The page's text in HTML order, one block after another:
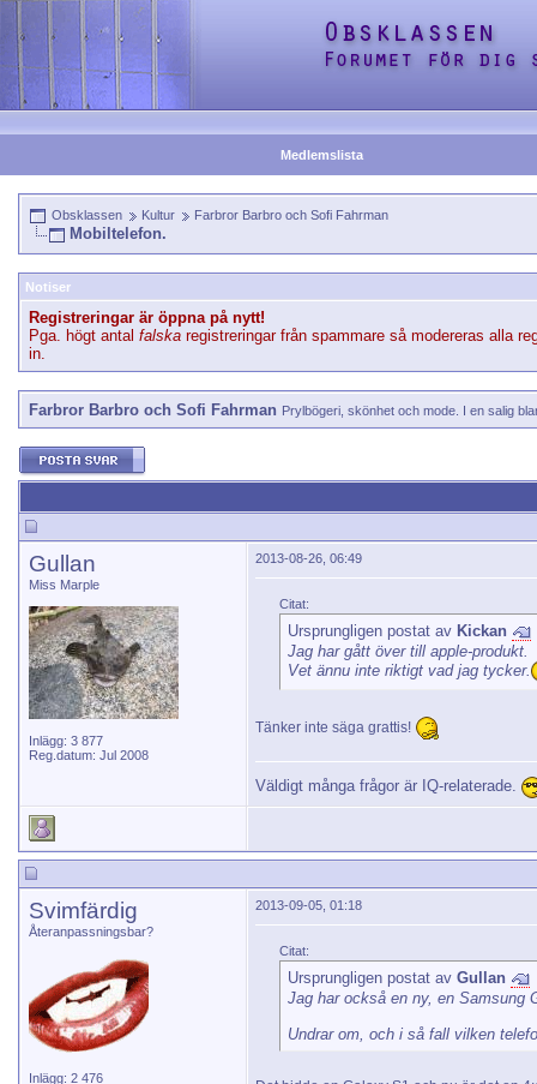
Medlemslista
Obsklassen Kultur Farbror Barbro och Sofi Fahrman
Mobiltelefon.
Notiser
Registreringar är öppna på nytt!
Pga. högt antal falska registreringar från spammare så modereras alla
in.
Farbror Barbro och Sofi Fahrman Prylbögeri, skönhet och mode. I en salig
Gullan
Miss Marple
Inlägg: 3 877
Reg.datum: Jul 2008
2013-08-26, 06:49
Citat:
Ursprungligen postat av Kickan
Jag har gått över till apple-produkt.
Vet ännu inte riktigt vad jag tycker.
Tänker inte säga grattis!
Väldigt många frågor är IQ-relaterade.
Svimfärdig
Återanpassningsbar?
Inlägg: 2 476
2013-09-05, 01:18
Citat:
Ursprungligen postat av Gullan
Jag har också en ny, en Samsung
Undrar om, och i så fall vilken